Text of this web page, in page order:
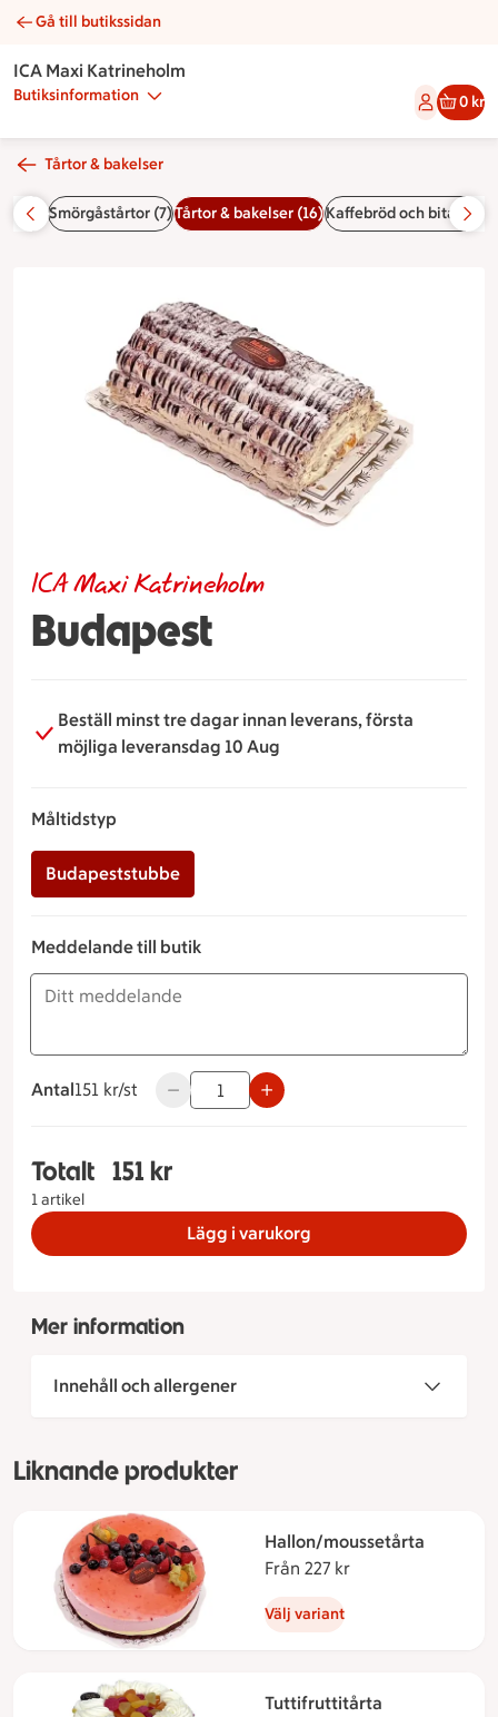
Budapest | Catering ICA Maxi Katrineholm
Gå till butikssidan
ICA Maxi Katrineholm
Butiksinformation 0 kr
Tårtor & bakelser
(6) Smörgåstårtor (7)Tårtor & bakelser (16)Kaffebröd och bitar (12)
Budapest
ICA Maxi Katrineholm
Beställ minst tre dagar innan leverans, första
möjliga leveransdag 10 Aug
Måltidstyp
Budapeststubbe
Meddelande till butik
Antal
151 kronor styck
151 kr/st Använd knapparna för att minska eller
Totalt
1 artikel
Totalt 1 stycken Budapest Måltidstyp
151 kr
Lägg i varukorg
Mer information
Innehåll och allergener
Liknande produkter
Hallon/moussetårta
Från 227 kr
Välj variant
Tuttifruttitårta